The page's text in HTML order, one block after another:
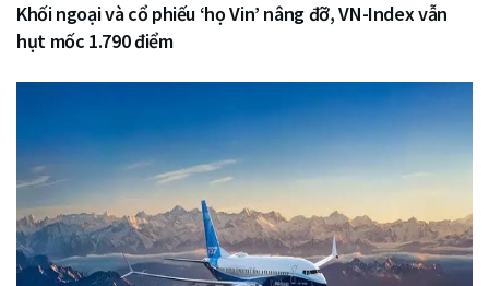
Khối ngoại và cổ phiếu ‘họ Vin’ nâng đỡ, VN-Index vẫn
hụt mốc 1.790 điểm